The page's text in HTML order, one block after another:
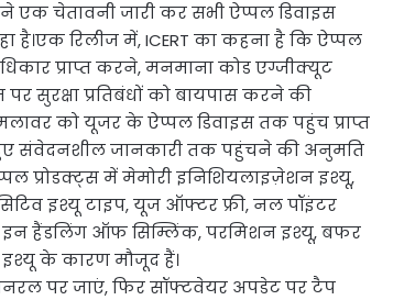
ने एक चेतावनी जारी कर सभी ऐप्पल डिवाइस
रिलीज में, ICERT का कहना है कि ऐप्पल
प्राप्त करने, मनमाना कोड एग्जीक्यूट
सुरक्षा प्रतिबंधों को बायपास करने की
को यूजर के ऐप्पल डिवाइस तक पहुंच प्राप्त
संवेदनशील जानकारी तक पहुंचने की अनुमति
प्रोडक्ट्स में मेमोरी इनिशियलाइज़ेशन इश्यू,
इश्यू टाइप, यूज ऑफ्टर फ्री, नल पॉइंटर
हैंडलिंग ऑफ सिम्लिंक, परमिशन इश्यू, बफर
के कारण मौजूद हैं।
पर जाएं, फिर सॉफ्टवेयर अपडेट पर टैप